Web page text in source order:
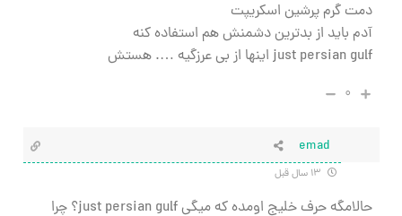
دمت گرم پرشين اسكريپت
آدم بايد از بدترين دشمنش هم استفاده كنه
just persian gulf اينها از بي عرزگيه …. هستش
۰
emad
حالامگه حرف خلیج اومده که میگی just persian gulf؟ چرا